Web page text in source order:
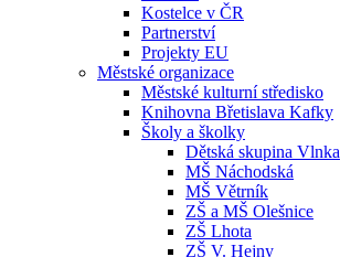
Kostelce v ČR
Partnerství
Projekty EU
Městské organizace
Městské kulturní středisko
Knihovna Břetislava Kafky
Školy a školky
Dětská skupina Vlnka
MŠ Náchodská
MŠ Větrník
ZŠ a MŠ Olešnice
ZŠ Lhota
ZŠ V. Hejny